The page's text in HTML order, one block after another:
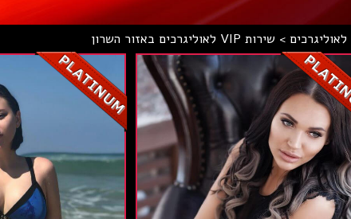
> שירות VIP לאוליגרכים באזור השרון